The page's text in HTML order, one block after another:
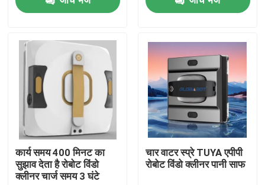
एक उद्धरण का अनुरोध करें
रोबोट वैक्यूम क्लीनर
रोबोट विंडो क्लीनर
कार्य समय 400 मिनट का
सुझाव देता है रोबोट विंडो
क्लीनर चार्ज समय 3 घंटे
चार वाटर स्प्रे TUYA एपीपी
रोबोट विंडो क्लीनर पानी साफ